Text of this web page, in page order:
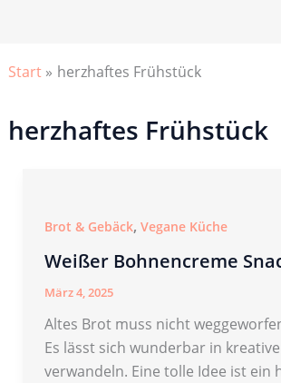
Start herzhaftes Frühstück
herzhaftes Frühstück
Brot & Gebäck, Vegane Küche
Weißer Bohnencreme
März 4, 2025
Altes Brot muss nicht
Es lässt sich wunderbar in
verwandeln. Eine tolle Idee ist ein